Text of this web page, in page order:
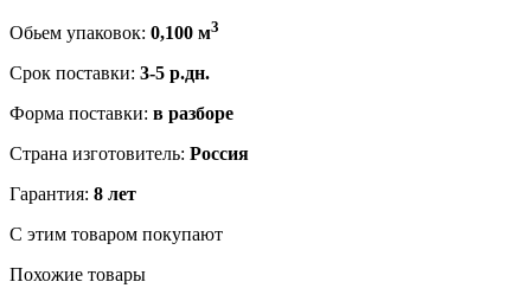
Обьем упаковок: 0,100 м3
Срок поставки: 3-5 р.дн.
Форма поставки: в разборе
Страна изготовитель: Россия
Гарантия: 8 лет
С этим товаром покупают
Похожие товары